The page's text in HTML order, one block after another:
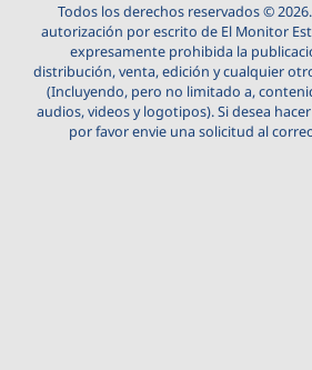
Todos los derechos reservados ©
autorización por escrito de El Monitor
expresamente prohibida la
distribución, venta, edición y cualquier
(Incluyendo, pero no limitado a,
audios, videos y logotipos). Si desea
por favor envie una solicitud al